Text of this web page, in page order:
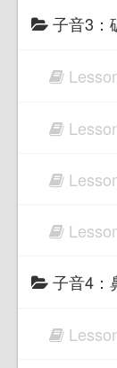
子音3：
子音4：